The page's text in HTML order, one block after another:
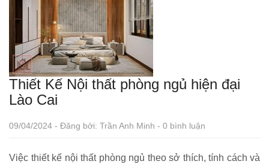
Thiết Kế Nội thất phòng ngủ hiện đại
Lào Cai
09/04/2024 - Đăng bởi: Trần Anh Minh - 0 bình luận
Việc thiết kế nội thất phòng ngủ theo sở thích, tính cách và